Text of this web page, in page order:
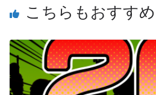
こちらもおすすめ